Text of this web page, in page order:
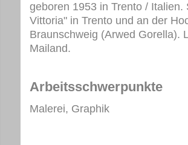
geboren 1953 in Trento /
Vittoria" in Trento und an der
Braunschweig (Arwed Gorella).
Mailand.
Arbeitsschwerpunkte
Malerei, Graphik